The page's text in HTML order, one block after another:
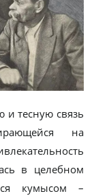
и тесную связь
на
в целебном
кумысом –